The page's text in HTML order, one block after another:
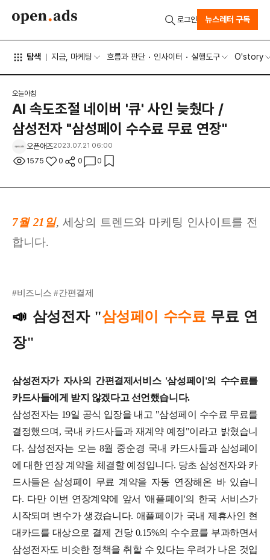
탐색 지금, 마케팅 흐름과 판단 인사이터 실행도구 O'story
로그인 뉴스레터 구독
오늘아침
AI 속도조절 네이버 '큐' 사인 늦췄다 /
삼성전자 "삼성페이 수수료 무료 연장"
오픈애즈2023.07.21 06:00
1575 0 0 0
7월 21일, 세상의 트렌드와 마케팅 인사이트를 전
합니다.
#비즈니스 #간편결제
📣 삼성전자 "삼성페이 수수료 무료 연
장"
삼성전자가 자사의 간편결제서비스 '삼성페이'의 수수료를
카드사들에게 받지 않겠다고 선언했습니다.
삼성전자는 19일 공식 입장을 내고 "삼성페이 수수료 무료를
결정했으며, 국내 카드사들과 재계약 예정"이라고 밝혔습니
다. 삼성전자는 오는 8월 중순경 국내 카드사들과 삼성페이
에 대한 연장 계약을 체결할 예정입니다. 당초 삼성전자와 카
드사들은 삼성페이 무료 계약을 자동 연장해온 바 있습니
다. 다만 이번 연장계약에 앞서 '애플페이'의 한국 서비스가
시작되며 변수가 생겼습니다. 애플페이가 국내 제휴사인 현
대카드를 대상으로 결제 건당 0.15%의 수수료를 부과하면서
삼성전자도 비슷한 정책을 취할 수 있다는 우려가 나온 것입